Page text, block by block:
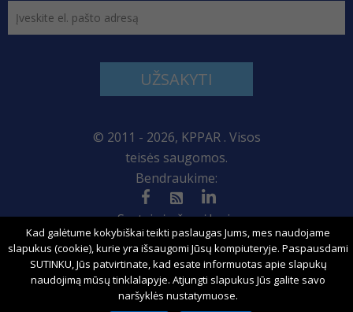
UŽSAKYTI
© 2011 - 2026, KPPAR . Visos
teisės saugomos.
Bendraukime:
Svetainės žemėlapis
Sprendimas:
Kad galėtume kokybiškai teikti paslaugas Jums, mes naudojame
slapukus (cookie), kurie yra išsaugomi Jūsų kompiuteryje. Paspausdami
SUTINKU, Jūs patvirtinate, kad esate informuotas apie slapukų
naudojimą mūsų tinklalapyje. Atjungti slapukus Jūs galite savo
naršyklės nustatymuose.